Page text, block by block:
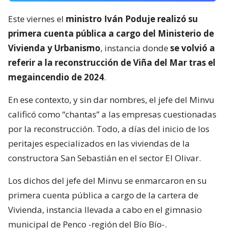
Este viernes el ministro Iván Poduje realizó su
primera cuenta pública a cargo del Ministerio de
Vivienda y Urbanismo, instancia dondese volvió a
referir a la reconstrucción de Viña del Mar tras el
megaincendio de 2024.
En ese contexto, y sin dar nombres, el jefe del Minvu
calificó como “chantas” a las empresas cuestionadas
por la reconstrucción. Todo, a días del inicio de los
peritajes especializados en las viviendas de la
constructora San Sebastián en el sector El Olivar.
Los dichos del jefe del Minvu se enmarcaron en su
primera cuenta pública a cargo de la cartera de
Vivienda, instancia llevada a cabo en el gimnasio
municipal de Penco -región del Bío Bío-.